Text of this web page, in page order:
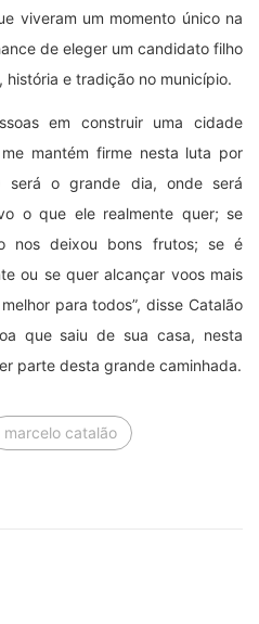
viveram um momento único na
de eleger um candidato filho
e tradição no município.
em construir uma cidade
mantém firme nesta luta por
será o grande dia, onde será
o que ele realmente quer; se
nos deixou bons frutos; se é
ou se quer alcançar voos mais
para todos”, disse Catalão
que saiu de sua casa, nesta
parte desta grande caminhada.
marcelo catalão